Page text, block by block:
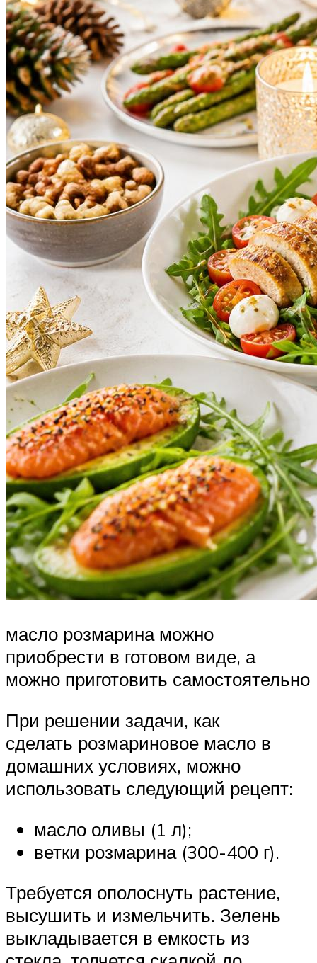
масло розмарина можно
приобрести в готовом виде, а
можно приготовить самостоятельно
При решении задачи, как
сделать розмариновое масло в
домашних условиях, можно
использовать следующий рецепт:
масло оливы (1 л);
ветки розмарина (300-400 г).
Требуется ополоснуть растение,
высушить и измельчить. Зелень
выкладывается в емкость из